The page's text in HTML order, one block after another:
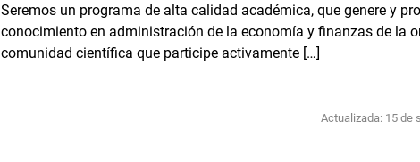
Seremos un programa de alta calidad académica, que genere y
conocimiento en administración de la economía y finanzas de la
comunidad científica que participe activamente […]
Actualizada: 15 de